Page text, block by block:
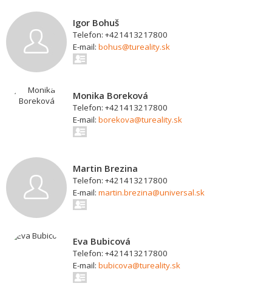
Igor Bohuš
Telefon: +421413217800
E-mail: bohus@tureality.sk
Monika Boreková
Telefon: +421413217800
E-mail: borekova@tureality.sk
Martin Brezina
Telefon: +421413217800
E-mail: martin.brezina@universal.sk
Eva Bubicová
Telefon: +421413217800
E-mail: bubicova@tureality.sk